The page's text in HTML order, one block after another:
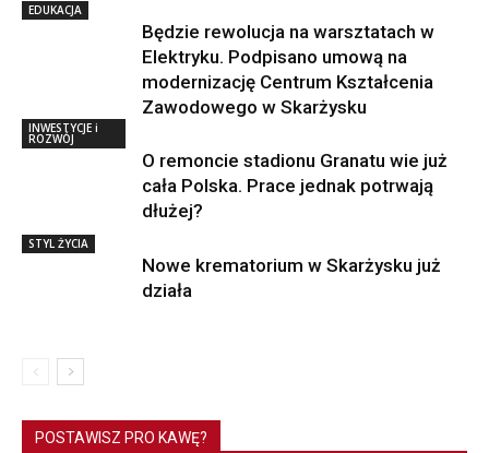
EDUKACJA
Będzie rewolucja na warsztatach w
Elektryku. Podpisano umową na
modernizację Centrum Kształcenia
Zawodowego w Skarżysku
INWESTYCJE i
ROZWÓJ
O remoncie stadionu Granatu wie już
cała Polska. Prace jednak potrwają
dłużej?
STYL ŻYCIA
Nowe krematorium w Skarżysku już
działa
POSTAWISZ PRO KAWĘ?